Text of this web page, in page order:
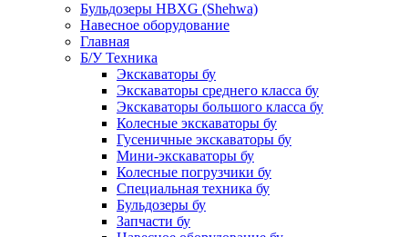
Бульдозеры HBXG (Shehwa)
Навесное оборудование
Главная
Б/У Техника
Экскаваторы бу
Экскаваторы среднего класса бу
Экскаваторы большого класса бу
Колесные экскаваторы бу
Гусеничные экскаваторы бу
Мини-экскаваторы бу
Колесные погрузчики бу
Специальная техника бу
Бульдозеры бу
Запчасти бу